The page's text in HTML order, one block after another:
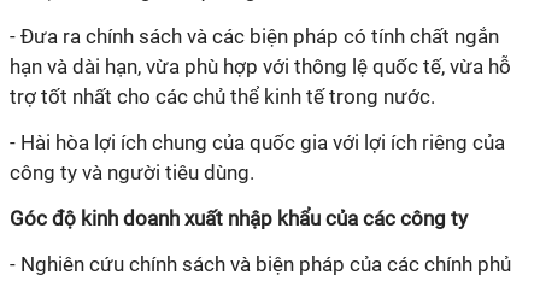
- Đưa ra chính sách và các biện pháp có tính chất ngắn
hạn và dài hạn, vừa phù hợp với thông lệ quốc tế, vừa hỗ
trợ tốt nhất cho các chủ thể kinh tế trong nước.
- Hài hòa lợi ích chung của quốc gia với lợi ích riêng của
công ty và người tiêu dùng.
Góc độ kinh doanh xuất nhập khẩu của các công ty
- Nghiên cứu chính sách và biện pháp của các chính phủ